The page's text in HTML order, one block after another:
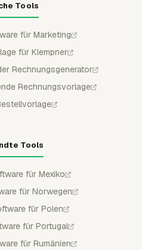
Tools
für Marketing
für Klempner
Rechnungsgenerator
Rechnungsvorlage
Tools
für Mexiko
für Norwegen
für Polen
für Portugal
für Rumänien